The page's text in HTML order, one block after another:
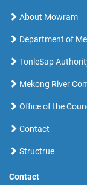
About Mowram
Department of
TonleSap
Mekong River
Office of the
Contact
Structrue
Contact